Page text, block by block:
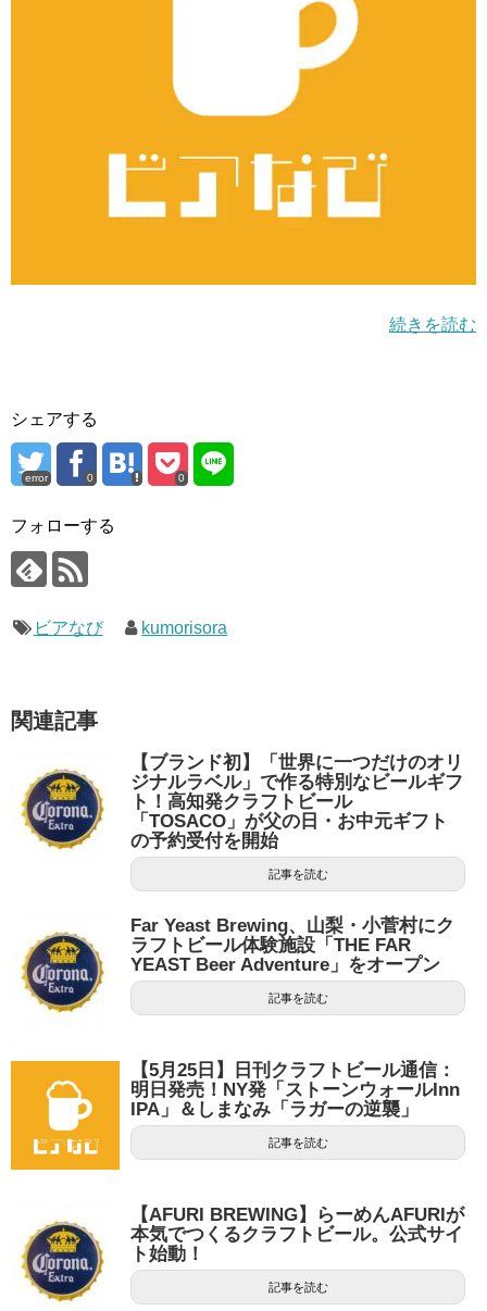
続きを読む
シェアする
error 0 0
フォローする
ビアなび kumorisora
関連記事
【ブランド初】「世界に一つだけのオリ
ジナルラベル」で作る特別なビールギフ
ト！高知発クラフトビール
「TOSACO」が父の日・お中元ギフト
の予約受付を開始
記事を読む
Far Yeast Brewing、山梨・小菅村にク
ラフトビール体験施設「THE FAR
YEAST Beer Adventure」をオープン
記事を読む
【5月25日】日刊クラフトビール通信：
明日発売！NY発「ストーンウォールInn
IPA」＆しまなみ「ラガーの逆襲」
記事を読む
【AFURI BREWING】らーめんAFURIが
本気でつくるクラフトビール。公式サイ
ト始動！
記事を読む